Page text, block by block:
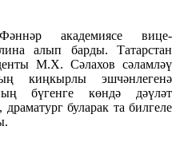
академиясе вице-
алып барды. Татарстан
М.Х. Сәлахов сәламләү
киңкырлы эшчәнлегенә
бүгенге көндә дәүләт
буларак та билгеле